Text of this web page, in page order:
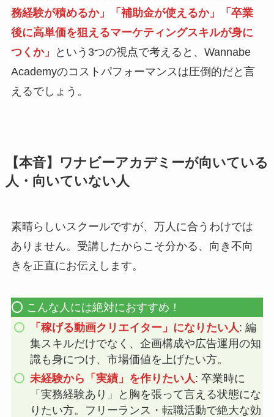
務経験が積めるか」「補助金が使えるか」「卒業
後に高単価を狙えるマーケティングスキルが身に
つくか」
という3つの視点で考えると、Wannabe
Academyのコストパフォーマンスは圧倒的だと言
えるでしょう。
【本音】ワナビーアカデミーが向いている
人・向いていない人
素晴らしいスクールですが、万人に合うわけでは
ありません。受講したからこそ分かる、向き不向
きを正直にお伝えします。
⭕️ こんな人には絶対におすすめ！
「稼げる動画クリエイター」になりたい人: 編
集スキルだけでなく、企画構成や広告運用の知
識も身につけ、市場価値を上げたい方。
未経験から「実績」を作りたい人 : 卒業時に
「実務経験あり」と胸を張って言える状態にな
りたい方。フリーランス・転職活動で絶大な効